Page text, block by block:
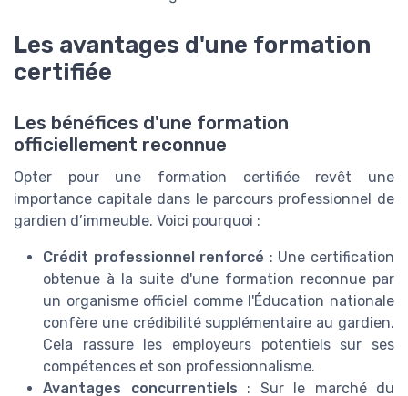
Les avantages d'une formation
certifiée
Les bénéfices d'une formation
officiellement reconnue
Opter pour une formation certifiée revêt une
importance capitale dans le parcours professionnel de
gardien d’immeuble. Voici pourquoi :
Crédit professionnel renforcé : Une certification
obtenue à la suite d'une formation reconnue par
un organisme officiel comme l'Éducation nationale
confère une crédibilité supplémentaire au gardien.
Cela rassure les employeurs potentiels sur ses
compétences et son professionnalisme.
Avantages concurrentiels : Sur le marché du